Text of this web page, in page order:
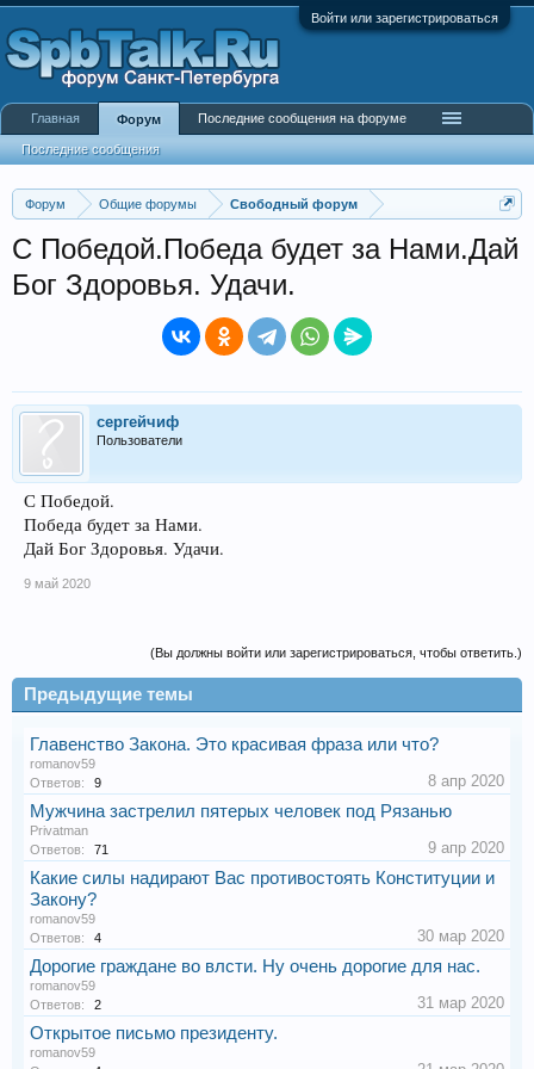
Войти или зарегистрироваться
Форум Общие форумы Свободный форум
С Победой.Победа будет за Нами.Дай
Бог Здоровья. Удачи.
сергейчиф
Пользователи
С Победой.
Победа будет за Нами.
Дай Бог Здоровья. Удачи.
9 май 2020
(Вы должны войти или зарегистрироваться, чтобы ответить.)
Предыдущие темы
Главенство Закона. Это красивая фраза или что?
romanov59
Ответов:
9 8 апр 2020
Мужчина застрелил пятерых человек под Рязанью
Privatman
Ответов:
71 9 апр 2020
Какие силы надирают Вас противостоять Конституции и
Закону?
romanov59
Ответов:
4 30 мар 2020
Дорогие граждане во влсти. Ну очень дорогие для нас.
romanov59
Ответов:
2 31 мар 2020
Открытое письмо президенту.
romanov59
Главная Форум
Последние сообщения
Последние сообщения на форуме